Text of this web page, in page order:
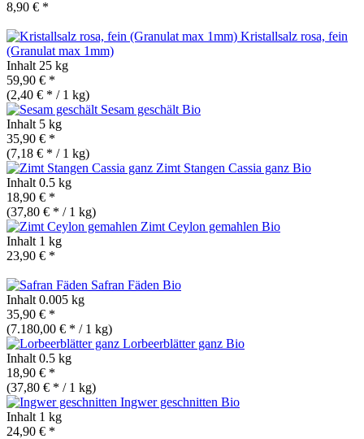
8,90 € *
Kristallsalz rosa, fein
(Granulat max 1mm)
Inhalt 25 kg
59,90 € *
(2,40 € * / 1 kg)
Sesam geschält Bio
Inhalt 5 kg
35,90 € *
(7,18 € * / 1 kg)
Zimt Stangen Cassia ganz Bio
Inhalt 0.5 kg
18,90 € *
(37,80 € * / 1 kg)
Zimt Ceylon gemahlen Bio
Inhalt 1 kg
23,90 € *
Safran Fäden Bio
Inhalt 0.005 kg
35,90 € *
(7.180,00 € * / 1 kg)
Lorbeerblätter ganz Bio
Inhalt 0.5 kg
18,90 € *
(37,80 € * / 1 kg)
Ingwer geschnitten Bio
Inhalt 1 kg
24,90 € *